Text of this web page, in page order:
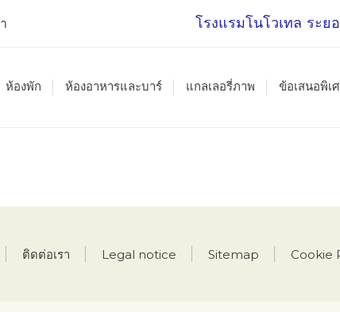
โรงแรมโนโวเทล ระย
ห้องพัก ห้องอาหารและบาร์ แกลเลอรี่ภาพ ข้อเสนอพิเ
ติดต่อเรา Legal notice Sitemap Cookie